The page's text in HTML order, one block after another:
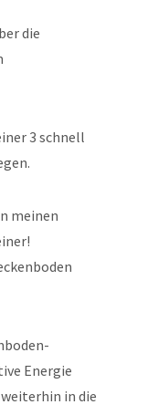
die
3 schnell
meinen
Energie
in die